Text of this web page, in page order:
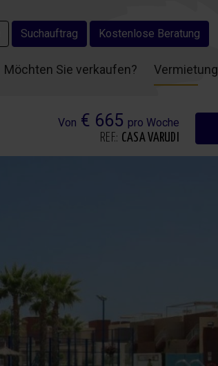
Suchauftrag Kostenlose Beratung
Möchten Sie verkaufen? Vermietung
Suchauftrag Kostenlose Beratung
Möchten Sie verkaufen? Vermietung
Von € 665 pro Woche
REF.: CASA VARUDI